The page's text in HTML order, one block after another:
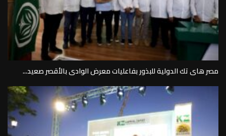
مصر هاى تك الدولية للبذور بفاعليات معرض الوادى بالأقصر صعيد...